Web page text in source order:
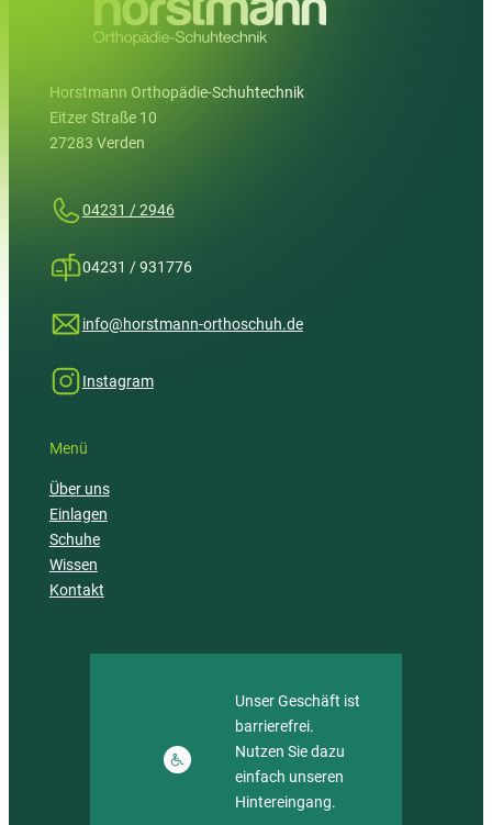
Horstmann Orthopädie-Schuhtechnik
Eitzer Straße 10
27283 Verden
04231 / 2946
04231 / 931776
info@horstmann-orthoschuh.de
Instagram
Menü
Über uns
Einlagen
Schuhe
Wissen
Kontakt
Unser Geschäft ist
barrierefrei.
Nutzen Sie dazu
einfach unseren
Hintereingang.